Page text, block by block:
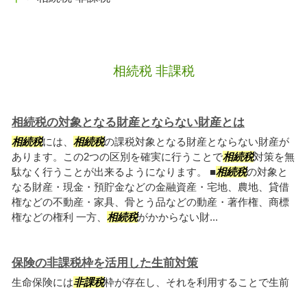
相続税 非課税
相続税の対象となる財産とならない財産とは
相続税には、 相続税の課税対象となる財産とならない財産が
あります。この2つの区別を確実に行うことで相続税対策を無
駄なく行うことが出来るようになります。 ■相続税の対象と
なる財産・現金・預貯金などの金融資産・宅地、農地、貸借
権などの不動産・家具、骨とう品などの動産・著作権、商標
権などの権利 一方、 相続税がかからない財...
保険の非課税枠を活用した生前対策
生命保険には非課税枠が存在し、それを利用することで生前